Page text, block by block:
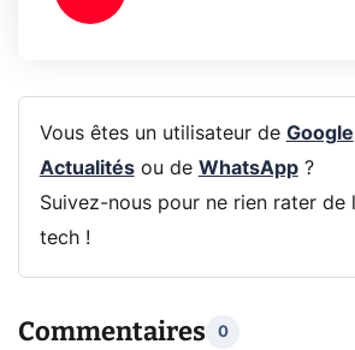
Vous êtes un utilisateur de Google
Actualitésou de WhatsApp?
Suivez-nous pour ne rien rater de
tech !
Commentaires 0